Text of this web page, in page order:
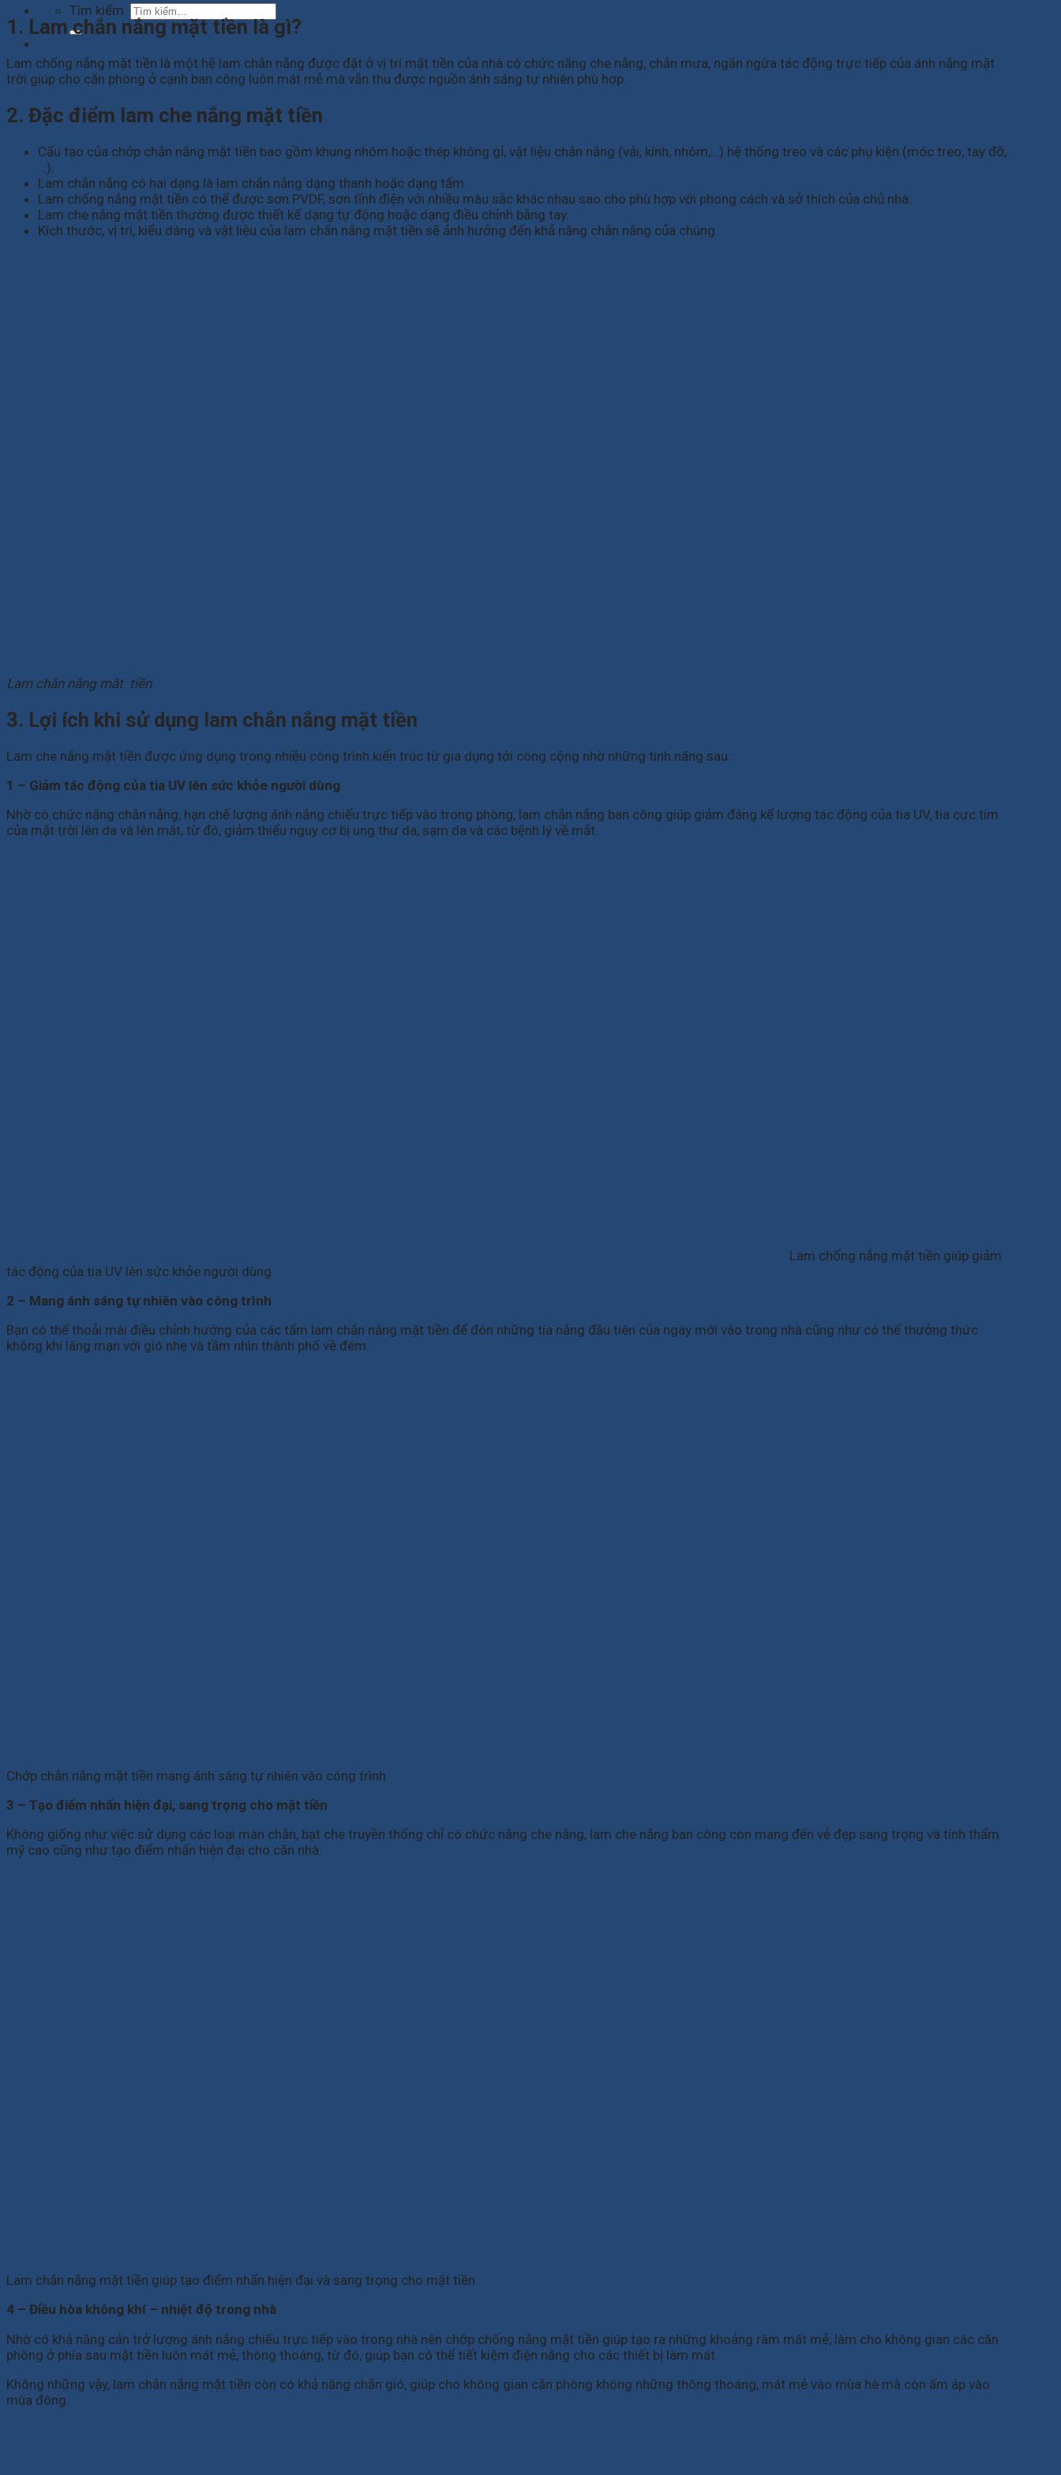
Tìm kiếm:
1. Lam chắn nắng mặt tiền là gì?
Lam chống nắng mặt tiền là một hệ lam chắn nắng được đặt ở vị trí mặt tiền của nhà có chức năng che nắng, chắn mưa, ngăn ngừa tác động trực tiếp của ánh nắng mặt
trời giúp cho căn phòng ở cạnh ban công luôn mát mẻ mà vẫn thu được nguồn ánh sáng tự nhiên phù hợp.
2. Đặc điểm lam che nắng mặt tiền
Cấu tạo của chớp chắn nắng mặt tiền bao gồm khung nhôm hoặc thép không gỉ, vật liệu chắn nắng (vải, kính, nhôm,…) hệ thống treo và các phụ kiện (móc treo, tay đỡ,
…).
Lam chắn nắng có hai dạng là lam chắn nắng dạng thanh hoặc dạng tấm.
Lam chống nắng mặt tiền có thể được sơn PVDF, sơn tĩnh điện với nhiều màu sắc khác nhau sao cho phù hợp với phong cách và sở thích của chủ nhà.
Lam che nắng mặt tiền thường được thiết kế dạng tự động hoặc dạng điều chỉnh bằng tay.
Kích thước, vị trí, kiểu dáng và vật liệu của lam chắn nắng mặt tiền sẽ ảnh hưởng đến khả năng chắn nắng của chúng.
Lam chắn nắng măt tiền
3. Lợi ích khi sử dụng lam chắn nắng mặt tiền
Lam che nắng mặt tiền được ứng dụng trong nhiều công trình kiến trúc từ gia dụng tới công cộng nhờ những tính năng sau:
1 – Giảm tác động của tia UV lên sức khỏe người dùng
Nhờ có chức năng chắn nắng, hạn chế lượng ánh nắng chiếu trực tiếp vào trong phòng, lam chắn nắng ban công giúp giảm đáng kể lượng tác động của tia UV, tia cực tím
của mặt trời lên da và lên mắt, từ đó, giảm thiểu nguy cơ bị ung thư da, sạm da và các bệnh lý về mắt.
Lam chống nắng mặt tiền giúp giảm
tác động của tia UV lên sức khỏe người dùng
2 – Mang ánh sáng tự nhiên vào công trình
Bạn có thể thoải mái điều chỉnh hướng của các tấm lam chắn nắng mặt tiền để đón những tia nắng đầu tiên của ngày mới vào trong nhà cũng như có thể thưởng thức
không khí lãng mạn với gió nhẹ và tầm nhìn thành phố về đêm.
Chớp chắn nắng mặt tiền mang ánh sáng tự nhiên vào công trình
3 – Tạo điểm nhấn hiện đại, sang trọng cho mặt tiền
Không giống như việc sử dụng các loại màn chắn, bạt che truyền thống chỉ có chức năng che nắng, lam che nắng ban công còn mang đến vẻ đẹp sang trọng và tính thẩm
mỹ cao cũng như tạo điểm nhấn hiện đại cho căn nhà.
Lam chắn nắng mặt tiền giúp tạo điểm nhấn hiện đại và sang trọng cho mặt tiền
4 – Điều hòa không khí – nhiệt độ trong nhà
Nhờ có khả năng cản trở lượng ánh nắng chiếu trực tiếp vào trong nhà nên chớp chống nắng mặt tiền giúp tạo ra những khoảng râm mát mẻ, làm cho không gian các căn
phòng ở phía sau mặt tiền luôn mát mẻ, thông thoáng, từ đó, giúp bạn có thể tiết kiệm điện năng cho các thiết bị làm mát.
Không những vậy, lam chắn nắng mặt tiền còn có khả năng chắn gió, giúp cho không gian căn phòng không những thông thoáng, mát mẻ vào mùa hè mà còn ấm áp vào
mùa đông.